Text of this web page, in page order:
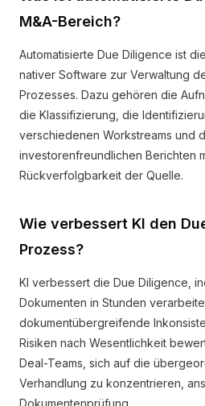
M&A-Bereich?
Automatisierte Due Diligence ist
nativer Software zur Verwaltung
Prozesses. Dazu gehören die
die Klassifizierung, die
verschiedenen Workstreams und
investorenfreundlichen Berichten
Rückverfolgbarkeit der Quelle.
Wie verbessert KI den
Prozess?
KI verbessert die Due Diligence,
Dokumenten in Stunden
dokumentübergreifende
Risiken nach Wesentlichkeit
Deal-Teams, sich auf die
Verhandlung zu konzentrieren,
Dokumentenprüfung.